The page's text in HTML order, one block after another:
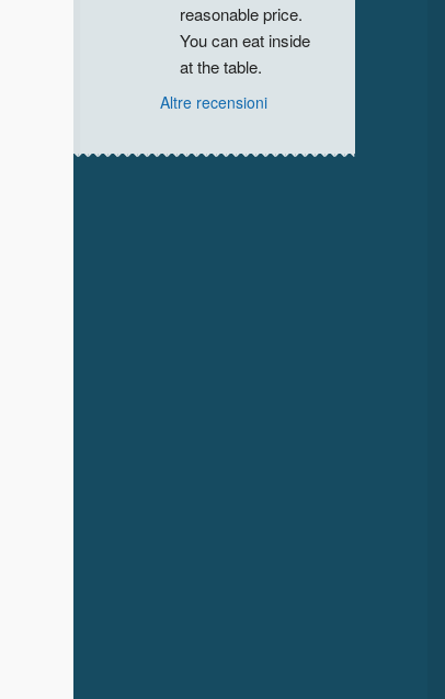
reasonable price.
You can eat inside
at the table.
Altre recensioni